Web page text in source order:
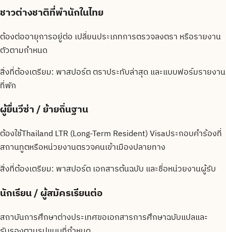
ชาวต่างชาติที่พำนักในไทย
ต้องต่ออายุการอยู่ต่อ เปลี่ยนประเภทการตรวจลงตรา หรือรายงาน
ตัวตามกำหนด
สิ่งที่ต้องเตรียม: พาสปอร์ต ตราประทับล่าสุด และแบบฟอร์มรายงาน
ที่พัก
ผู้ยื่นวีซ่า / ย้ายถิ่นฐาน
ต้องใช้Thailand LTR (Long-Term Resident) Visaประกอบคำร้องที่
สถานทูตหรือหน่วยงานตรวจคนเข้าเมืองปลายทาง
สิ่งที่ต้องเตรียม: พาสปอร์ต เอกสารต้นฉบับ และชื่อหน่วยงานผู้รับ
นักเรียน / ผู้สมัครเรียนต่อ
สถาบันการศึกษาต่างประเทศขอเอกสารการศึกษาฉบับแปลและ